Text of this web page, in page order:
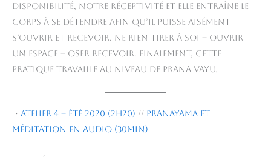
disponibilité, notre réceptivité et elle entraîne le
corps à se détendre afin qu’il puisse aisément
s’ouvrir et recevoir. Ne rien tirer à soi – ouvrir
un espace – oser recevoir. Finalement, cette
pratique travaille au niveau de prana vayu.
・ Atelier 4 – été 2020 (2h20) // Pranayama et
méditation en audio (30min)